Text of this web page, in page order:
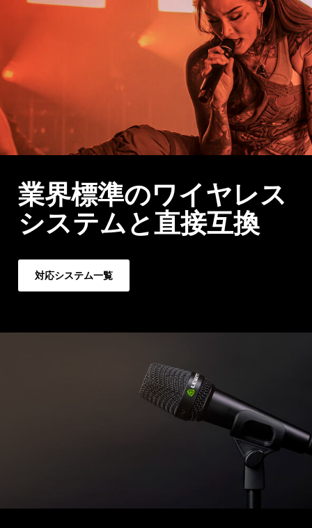
業界標準のワイヤレス
システムと直接互換
対応システム一覧